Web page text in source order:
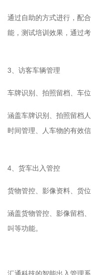
通过自助的方式进行，配
能，测试培训效果，通过考
3、访客车辆管理
车牌识别、拍照留档、车
涵盖车牌识别、拍照留档
时间管理、人车物的有效
4、货车出入管控
货物管控、影像资料、货
涵盖货物管控、影像留档
叫等功能。